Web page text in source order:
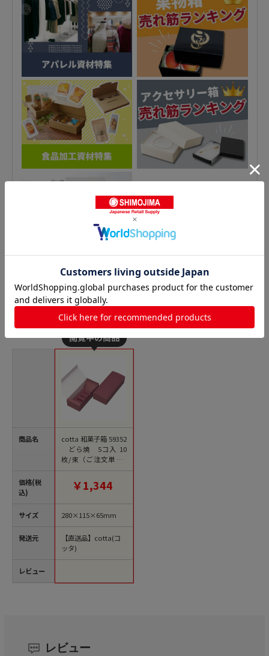
N式箱（身フタ一体型箱）の人気商品との比較
商品名
価格(税
込)
サイズ
発送元
レビュー
cotta 和菓子箱 59352
どら焼 5コ入 10
枚/束（ご注文単位1
束）【直送品】
￥1,344
280×115×65mm
【直送品】cotta(コ
ッタ)
レビュー